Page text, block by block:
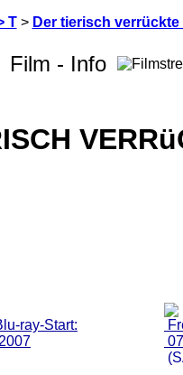
T> Der tierisch
Film - Info
ray-Start: